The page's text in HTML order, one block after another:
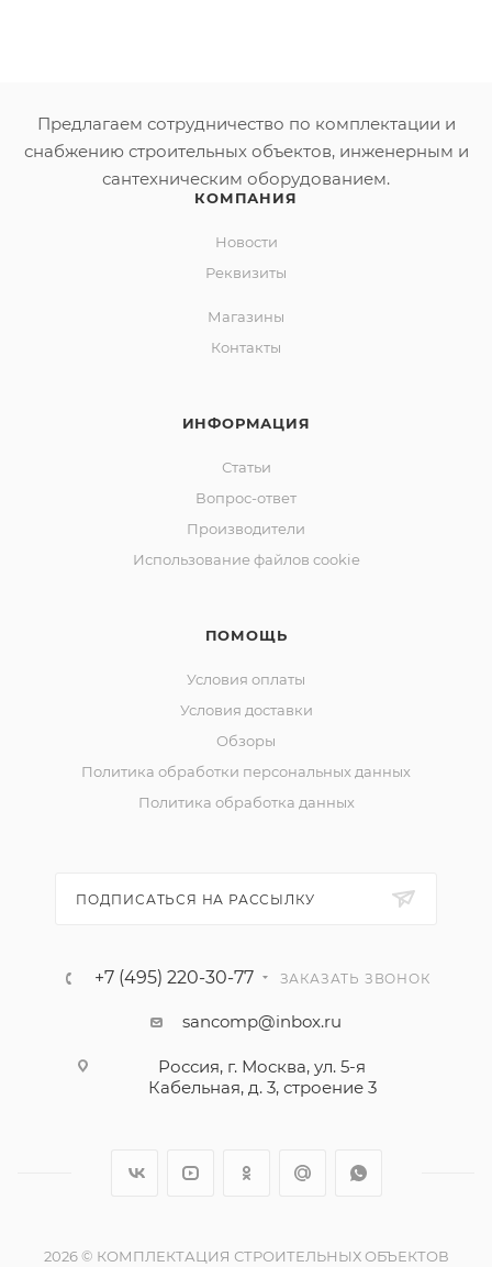
Предлагаем сотрудничество по комплектации и
снабжению строительных объектов, инженерным и
сантехническим оборудованием.
КОМПАНИЯ
Новости
Реквизиты
Магазины
Контакты
ИНФОРМАЦИЯ
Статьи
Вопрос-ответ
Производители
Использование файлов cookie
ПОМОЩЬ
Условия оплаты
Условия доставки
Обзоры
Политика обработки персональных данных
Политика обработка данных
ПОДПИСАТЬСЯ НА РАССЫЛКУ
+7 (495) 220-30-77 ЗАКАЗАТЬ ЗВОНОК
sancomp@inbox.ru
Россия, г. Москва, ул. 5-я
Кабельная, д. 3, строение 3
2026 © КОМПЛЕКТАЦИЯ СТРОИТЕЛЬНЫХ ОБЪЕКТОВ